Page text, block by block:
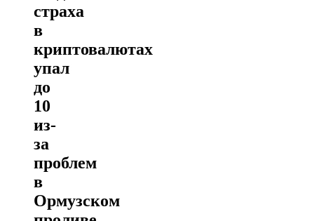
страха
в
криптовалютах
упал
до
10
из-
за
проблем
в
Ормузском